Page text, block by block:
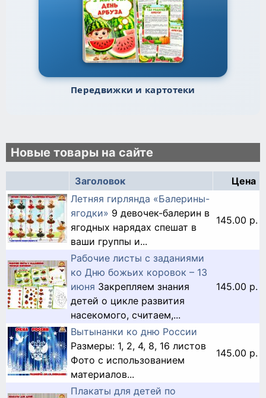
Передвижки и картотеки
Новые товары на сайте
Заголовок
Цена
Летняя гирлянда «Балерины-
ягодки» 9 девочек-балерин в
ягодных нарядах спешат в
ваши группы и...
145.00 р.
Рабочие листы с заданиями
ко Дню божьих коровок – 13
июня Закрепляем знания
детей о цикле развития
насекомого, считаем,...
145.00 р.
Вытынанки ко дню России
Размеры: 1, 2, 4, 8, 16 листов
Фото с использованием
материалов...
145.00 р.
Плакаты для детей по